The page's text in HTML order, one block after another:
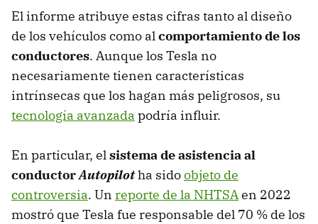
El informe atribuye estas cifras tanto al diseño
de los vehículos como alcomportamiento de los
conductores. Aunque los Tesla no
necesariamente tienen características
intrínsecas que los hagan más peligrosos, su
tecnología avanzada podría influir.
En particular, elsistema de asistencia al
conductorAutopilotha sidoobjeto de
controversia. Un reporte de la NHTSAen 2022
mostró que Tesla fue responsable del 70 % de los